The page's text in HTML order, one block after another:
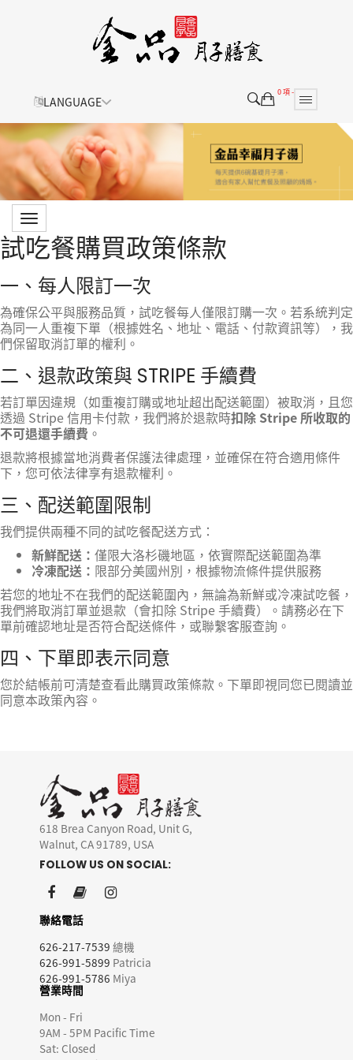
LANGUAGE
0 項 -
試吃餐購買政策條款
一、每人限訂一次
為確保公平與服務品質，試吃餐每人僅限訂購一次。若系統判定
為同一人重複下單（根據姓名、地址、電話、付款資訊等），我
們保留取消訂單的權利。
二、退款政策與 STRIPE 手續費
若訂單因違規（如重複訂購或地址超出配送範圍）被取消，且您
透過 Stripe 信用卡付款，我們將於退款時扣除 Stripe 所收取的
不可退還手續費 。
退款將根據當地消費者保護法律處理，並確保在符合適用條件
下，您可依法律享有退款權利。
三、配送範圍限制
我們提供兩種不同的試吃餐配送方式：
新鮮配送： 僅限大洛杉磯地區，依實際配送範圍為準
冷凍配送： 限部分美國州別，根據物流條件提供服務
若您的地址不在我們的配送範圍內，無論為新鮮或冷凍試吃餐，
我們將取消訂單並退款（會扣除 Stripe 手續費）。請務必在下
單前確認地址是否符合配送條件，或聯繫客服查詢。
四、下單即表示同意
您於結帳前可清楚查看此購買政策條款。下單即視同您已閱讀並
同意本政策內容。
618 Brea Canyon Road, Unit G,
Walnut, CA 91789, USA
FOLLOW US ON SOCIAL:
聯絡電話
626-217-7539 總機
626-991-5899 Patricia
626-991-5786 Miya
營業時間
Mon - Fri
9AM - 5PM Pacific Time
Sat: Closed